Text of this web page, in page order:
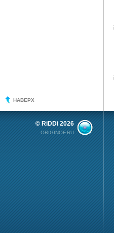
НАВЕРХ
© RiDDi 2026
ORIGINOF.RU